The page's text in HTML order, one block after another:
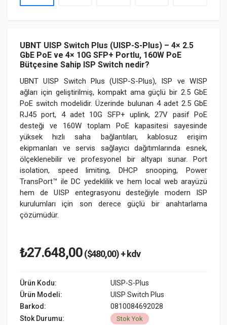
UBNT UISP Switch Plus (UISP-S-Plus) – 4× 2.5
GbE PoE ve 4× 10G SFP+ Portlu, 160W PoE
Bütçesine Sahip ISP Switch nedir?
UBNT UISP Switch Plus (UISP-S-Plus), ISP ve WISP
ağları için geliştirilmiş, kompakt ama güçlü bir 2.5 GbE
PoE switch modelidir. Üzerinde bulunan 4 adet 2.5 GbE
RJ45 port, 4 adet 10G SFP+ uplink, 27V pasif PoE
desteği ve 160W toplam PoE kapasitesi sayesinde
yüksek hızlı saha bağlantıları, kablosuz erişim
ekipmanları ve servis sağlayıcı dağıtımlarında esnek,
ölçeklenebilir ve profesyonel bir altyapı sunar. Port
isolation, speed limiting, DHCP snooping, Power
TransPort™ ile DC yedeklilik ve hem local web arayüzü
hem de UISP entegrasyonu desteğiyle modern ISP
kurulumları için son derece güçlü bir anahtarlama
çözümüdür.
₺27.648,00($480,00) + kdv
Ürün Kodu:
UISP-S-Plus
Ürün Modeli:
UISP Switch Plus
Barkod:
0810084692028
Stok Durumu:
Stok Yok